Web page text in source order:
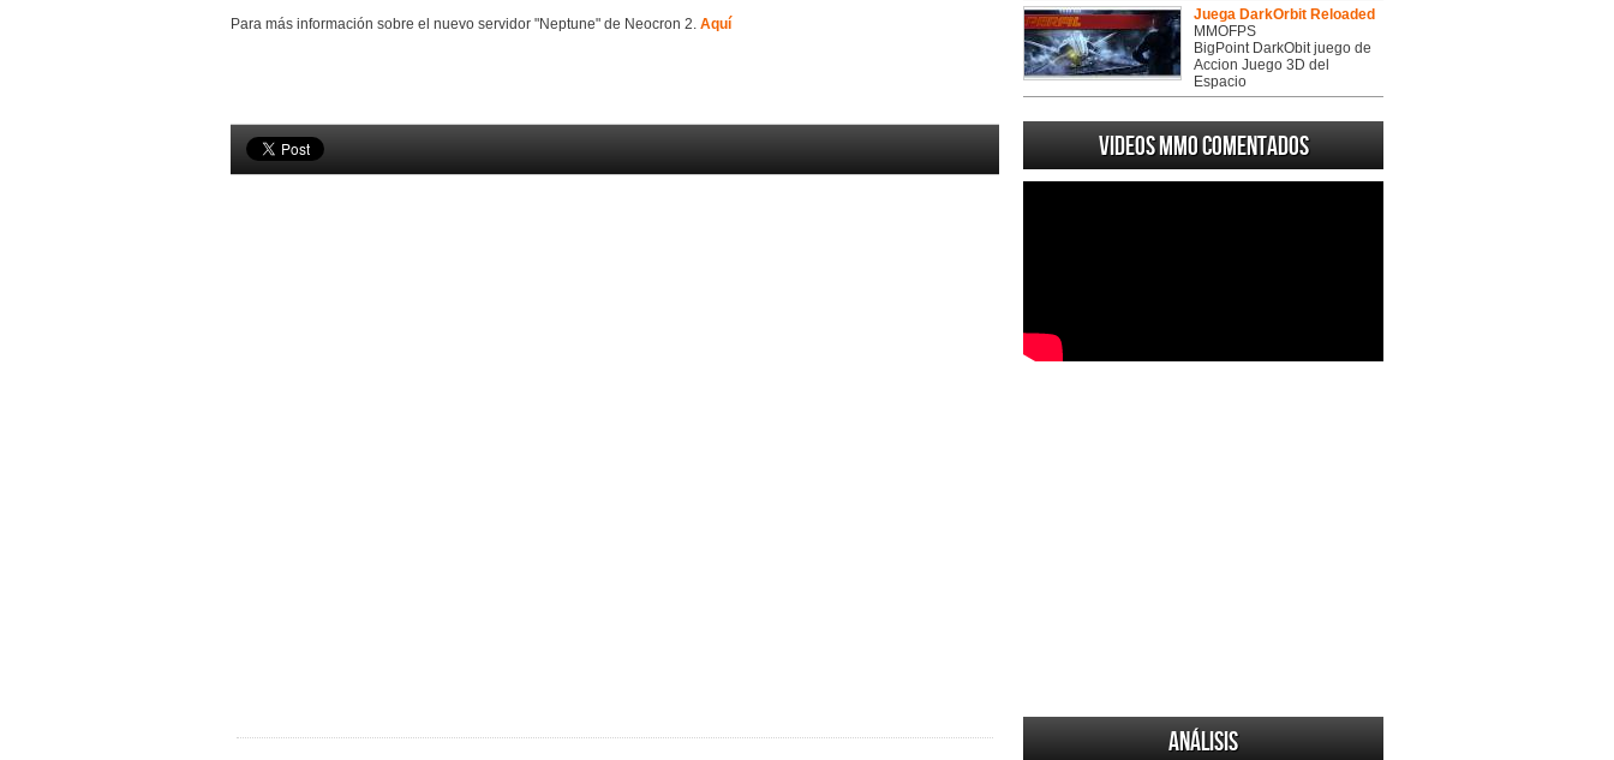
Para más información sobre el nuevo servidor "Neptune" de Neocron 2. Aquí
Juega DarkOrbit Reloaded
MMOFPS
BigPoint DarkObit juego de
Accion Juego 3D del
Espacio
Videos MMO Comentados
Análisis